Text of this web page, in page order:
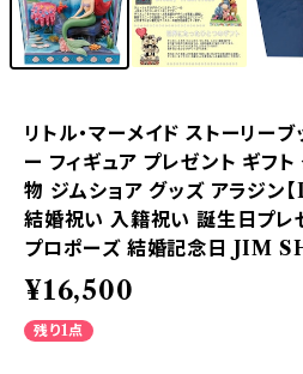
リトル・マーメイド ストーリー
ー フィギュア プレゼント ギフ
物 ジムショア グッズ アラジ
結婚祝い 入籍祝い 誕生日プレ
プロポーズ 結婚記念日 JIM
¥16,500
残り1点